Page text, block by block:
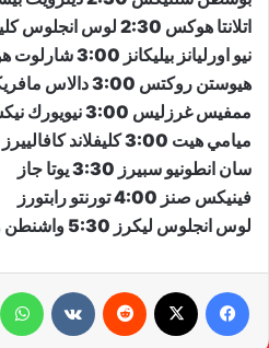
اتلانتا هوكس 2:30 لوس انجلوس كليبرز
نيو اورليانز بيليكانز 3:00 شارلوت هورنيتس
هيوستن روكتس 3:00 دالاس مافريكس
ممفيس غرزليس 3:00 نيويورك نيكس
ميامي هيت 3:00 كليفلاند كافالييرز
سان انطونيو سبيرز 3:30 يوتا جاز
فينيكس صنز 4:00 تورنتو رابتورز
لوس انجلوس ليكرز 5:30 واشنطن ويزاردز